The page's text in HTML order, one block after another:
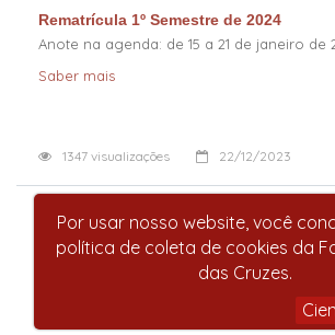
Rematrícula 1º Semestre de 2024
Anote na agenda: de 15 a 21 de janeiro de
Saber mais
1347 visualizações 22/12/2023
A Fatec Mogi das Cruzes deseja
um abençoado Natal e um 2024 com
Por usar nosso website, você
política de coleta de cookies da
das Cruzes.